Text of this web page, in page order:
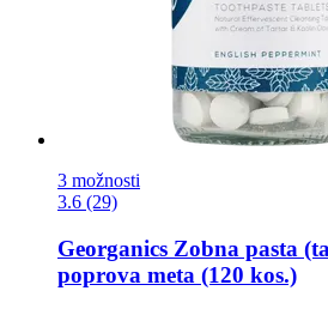
3 možnosti
3.6 (29)
Georganics Zobna pasta
poprova meta (120 kos.)